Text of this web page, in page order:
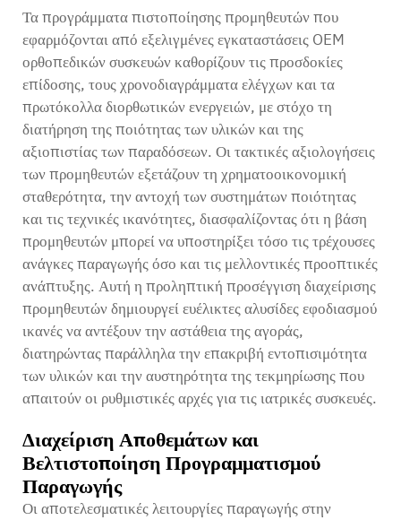
Τα προγράμματα πιστοποίησης προμηθευτών που
εφαρμόζονται από εξελιγμένες εγκαταστάσεις OEM
ορθοπεδικών συσκευών καθορίζουν τις προσδοκίες
επίδοσης, τους χρονοδιαγράμματα ελέγχων και τα
πρωτόκολλα διορθωτικών ενεργειών, με στόχο τη
διατήρηση της ποιότητας των υλικών και της
αξιοπιστίας των παραδόσεων. Οι τακτικές αξιολογήσεις
των προμηθευτών εξετάζουν τη χρηματοοικονομική
σταθερότητα, την αντοχή των συστημάτων ποιότητας
και τις τεχνικές ικανότητες, διασφαλίζοντας ότι η βάση
προμηθευτών μπορεί να υποστηρίξει τόσο τις τρέχουσες
ανάγκες παραγωγής όσο και τις μελλοντικές προοπτικές
ανάπτυξης. Αυτή η προληπτική προσέγγιση διαχείρισης
προμηθευτών δημιουργεί ευέλικτες αλυσίδες εφοδιασμού
ικανές να αντέξουν την αστάθεια της αγοράς,
διατηρώντας παράλληλα την επακριβή εντοπισιμότητα
των υλικών και την αυστηρότητα της τεκμηρίωσης που
απαιτούν οι ρυθμιστικές αρχές για τις ιατρικές συσκευές.
Διαχείριση Αποθεμάτων και
Βελτιστοποίηση Προγραμματισμού
Παραγωγής
Οι αποτελεσματικές λειτουργίες παραγωγής στην